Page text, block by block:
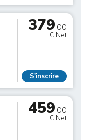
379.00
€ Net
S'inscrire
459.00
€ Net